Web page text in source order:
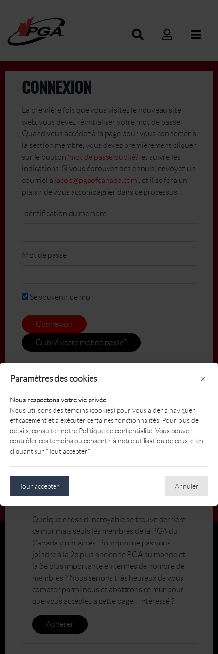
Paramètres des cookies
Nous respectons votre vie privée
Nous utilisons des témoins (cookies) pour vous aider à naviguer
efficacement et à exécuter certaines fonctionnalités. Pour plus de
détails, consultez notre Politique de confientialité. Vous pouvez
contrôler ces témoins ou consentir à notre utilisation de ceux-ci en
cliquant sur "Tout accepter".
Tour accepter Annuler
×
CONNEXION
La première fois que vous visitez le nouveau site
web, vous devez réinitialiser votre mot de passe.
Quand vous accédez à la page pour vous connecter à
la section membre, vous devez premièrement cliquer
sur le bouton ‘mot de passe oublié?’ et suivre les
indications. Si vous éprouvez des ennuis, envoyez un
courriel à jacob@pgaofcanada.com , et il se fera un
plaisir de vous accompagner dans ce processus.
Identification du membre
Mot de passe
Se souvenir de moi
Connexion
Oublié votre mot de passe?
JOIGNEZ-VOUS À LA PGA DU CANADA
Quelque chose d'incroyable se trouve derrière
ce mur mais seuls les membres de la PGA du
Canada y ont accès. Pourquoi ne pas vous
joindre à la 2e plus ancienne PGA au monde et
la 3e plus importante en termes de nombre de
membres ? Nous serions très heureux de vous
compter parmi nous et abattrons ce mur pour
que vous accédiez à cette page ! Intéressé ?
Adhérer